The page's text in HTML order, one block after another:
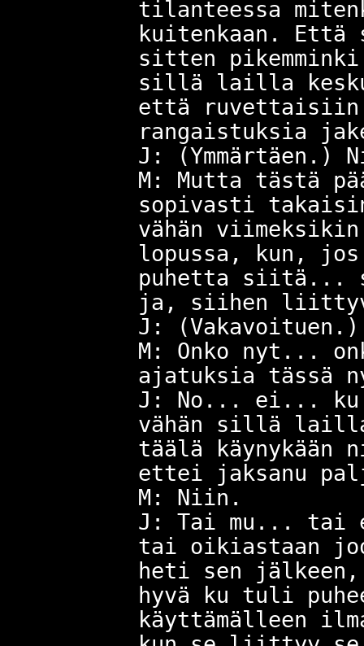
tilanteessa
kuitenkaan.
sitten
sillä lailla
että
rangaistuksia
J:
M: Mutta tästä
sopivasti
vähän
lopussa, kun,
puhetta siitä...
ja, siihen
J:
M: Onko nyt...
ajatuksia tässä
J: No... ei... ku
vähän sillä
täälä
ettei jaksanu
M: Niin.
J: Tai mu... tai
tai oikiastaan
heti sen
hyvä ku tuli
käyttämälleen